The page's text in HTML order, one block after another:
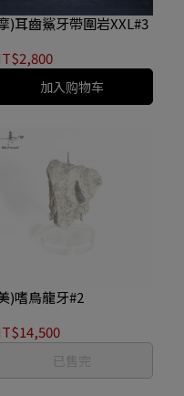
)耳齒鯊牙帶圍岩XXL#3
加入购物车
)嗜鳥龍牙#2
已售完